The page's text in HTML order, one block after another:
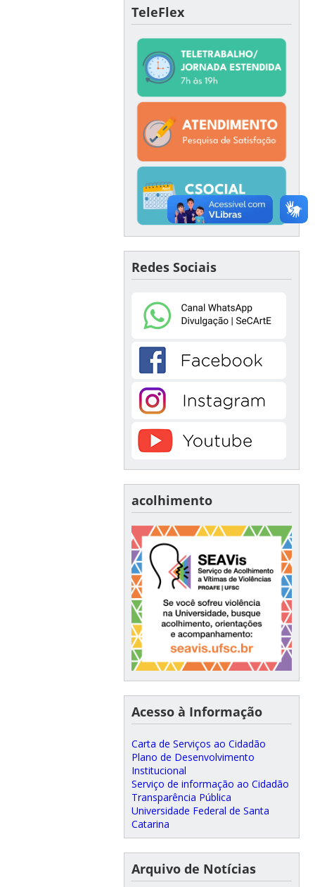
TeleFlex
Redes Sociais
acolhimento
Acesso à Informação
Carta de Serviços ao Cidadão
Plano de Desenvolvimento
Institucional
Serviço de informação ao Cidadão
Transparência Pública
Universidade Federal de Santa
Catarina
Arquivo de Notícias